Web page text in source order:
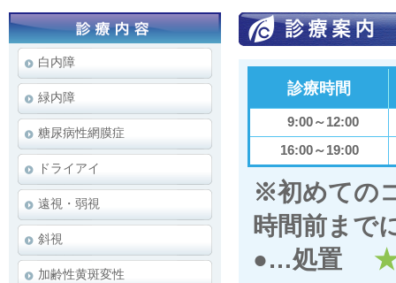
白内障
緑内障
糖尿病性網膜症
ドライアイ
遠視・弱視
斜視
加齢性黄斑変性
診療時間
9:00～12:00
16:00～19:00
※初めての
時間前まで
●…処置